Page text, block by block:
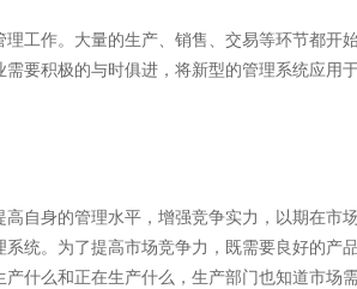
工作。大量的生产、销售、交易等环节都开
要积极的与时俱进，将新型的管理系统应用
自身的管理水平，增强竞争实力，以期在市
统。为了提高市场竞争力，既需要良好的产
什么和正在生产什么，生产部门也知道市场